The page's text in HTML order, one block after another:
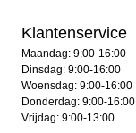
Klantenservice
Maandag: 9:00-16:00
Dinsdag: 9:00-16:00
Woensdag: 9:00-16:00
Donderdag: 9:00-16:00
Vrijdag: 9:00-13:00